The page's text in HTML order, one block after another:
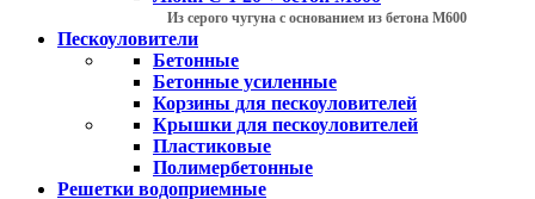
Из серого чугуна с основанием из бетона М600
Пескоуловители
Бетонные
Бетонные усиленные
Корзины для пескоуловителей
Крышки для пескоуловителей
Пластиковые
Полимербетонные
Решетки водоприемные